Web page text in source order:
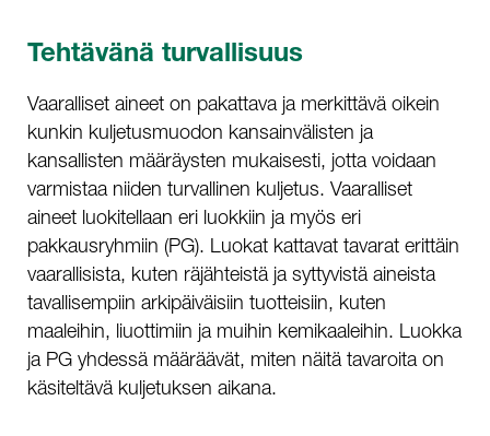
Tehtävänä turvallisuus
Vaaralliset aineet on pakattava ja merkittävä oikein
kunkin kuljetusmuodon kansainvälisten ja
kansallisten määräysten mukaisesti, jotta voidaan
varmistaa niiden turvallinen kuljetus. Vaaralliset
aineet luokitellaan eri luokkiin ja myös eri
pakkausryhmiin (PG). Luokat kattavat tavarat erittäin
vaarallisista, kuten räjähteistä ja syttyvistä aineista
tavallisempiin arkipäiväisiin tuotteisiin, kuten
maaleihin, liuottimiin ja muihin kemikaaleihin. Luokka
ja PG yhdessä määräävät, miten näitä tavaroita on
käsiteltävä kuljetuksen aikana.